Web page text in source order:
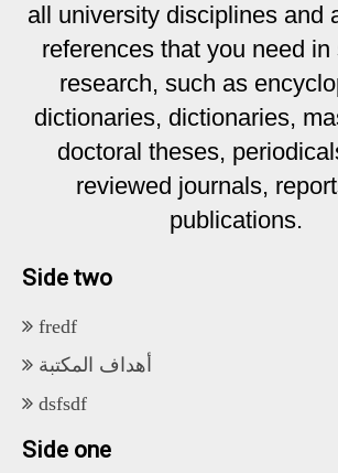
all university disciplines and
references that you need
research, such as
dictionaries, dictionaries,
doctoral theses,
reviewed journals,
publications.
Side two
fredf
أهداف المكتبة
dsfsdf
Side one